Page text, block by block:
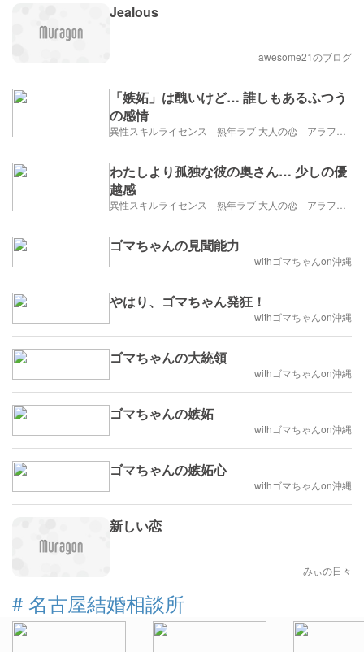
Jealous
awesome21のブログ
「嫉妬」は醜いけど… 誰しもあるふつう
の感情
わたしより孤独な彼の奥さん… 少しの優
越感
ゴマちゃんの見聞能力
withゴマちゃんon沖縄
やはり、ゴマちゃん発狂！
withゴマちゃんon沖縄
ゴマちゃんの大統領
withゴマちゃんon沖縄
ゴマちゃんの嫉妬
withゴマちゃんon沖縄
ゴマちゃんの嫉妬心
withゴマちゃんon沖縄
新しい恋
みぃの日々
# 名古屋結婚相談所